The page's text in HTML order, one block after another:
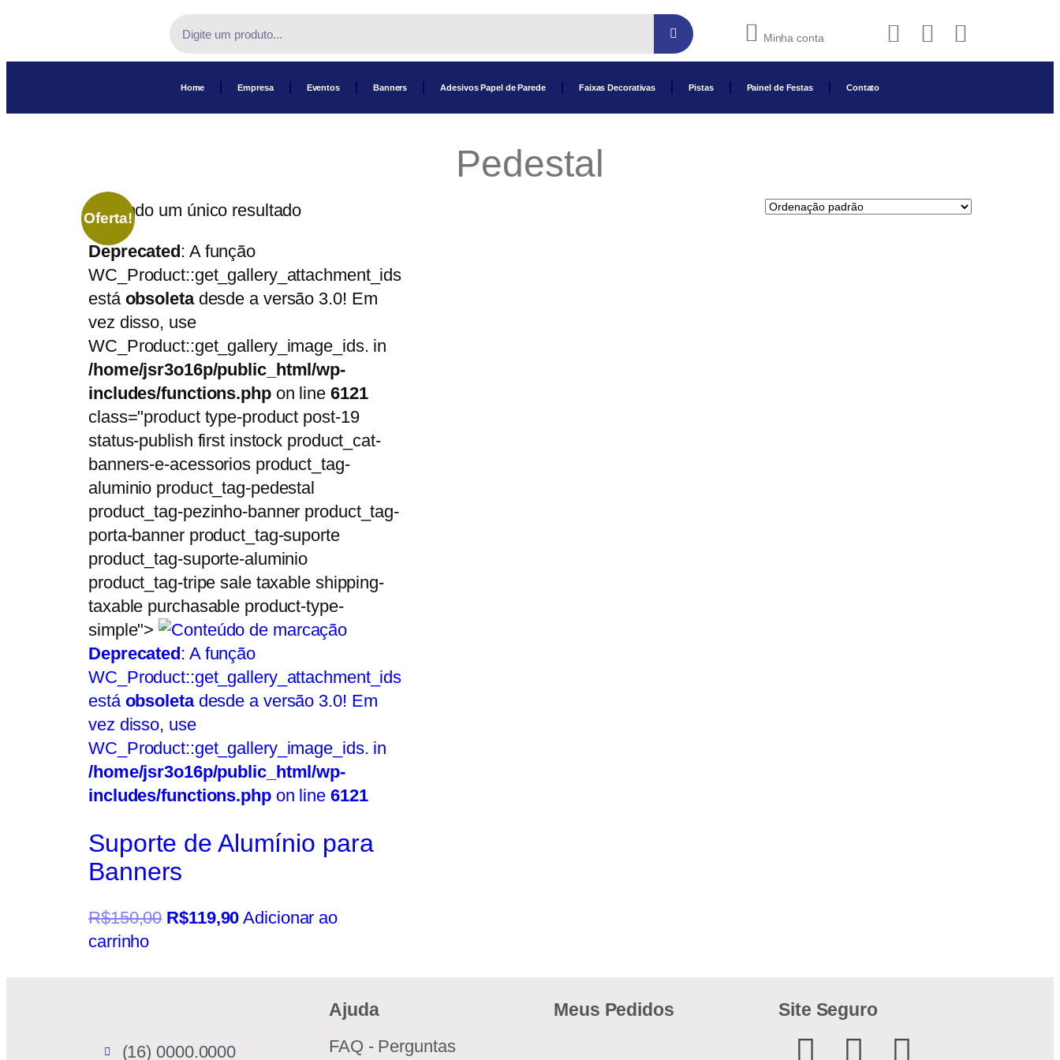
Minha conta
Home Empresa Eventos Banners Adesivos Papel de Parede Faixas Decorativas Pistas Painel de Festas Contato
Pedestal
Exibindo um único resultado
Deprecated: A função
WC_Product::get_gallery_attachment_ids
está obsoletadesde a versão 3.0! Em
vez disso, use
WC_Product::get_gallery_image_ids. in
/home/jsr3o16p/public_html/wp-
includes/functions.phpon line 6121
class="product type-product post-19
status-publish first instock product_cat-
banners-e-acessorios product_tag-
aluminio product_tag-pedestal
product_tag-pezinho-banner product_tag-
porta-banner product_tag-suporte
product_tag-suporte-aluminio
product_tag-tripe sale taxable shipping-
taxable purchasable product-type-
simple">
Oferta!
Deprecated: A função
WC_Product::get_gallery_attachment_ids
está obsoletadesde a versão 3.0! Em
vez disso, use
WC_Product::get_gallery_image_ids. in
/home/jsr3o16p/public_html/wp-
includes/functions.phpon line 6121
Suporte de Alumínio para
Banners
R$150,00 R$119,90 Adicionar ao
carrinho
(16) 0000.0000
Ajuda
FAQ - Perguntas
Meus Pedidos Site Seguro